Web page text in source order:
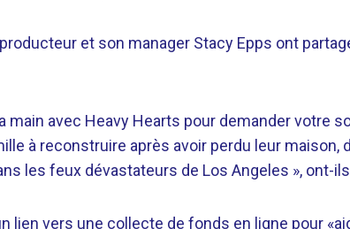
et son manager Stacy Epps ont
main avec Heavy Hearts pour demander votre
à reconstruire après avoir perdu leur
les feux dévastateurs de Los Angeles », ont-
lien vers une collecte de fonds en ligne pour